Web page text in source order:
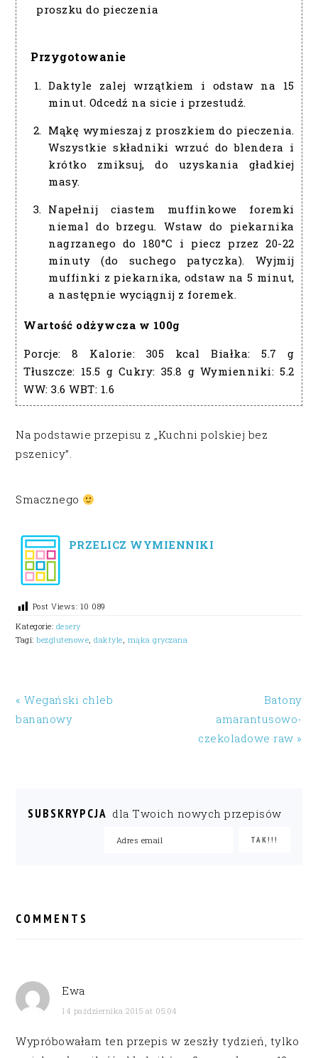
proszku do pieczenia
Przygotowanie
Daktyle zalej wrzątkiem i odstaw na 15
minut. Odcedź na sicie i przestudź.
Mąkę wymieszaj z proszkiem do pieczenia.
Wszystkie składniki wrzuć do blendera i
krótko zmiksuj, do uzyskania gładkiej
masy.
Napełnij ciastem muffinkowe foremki
niemal do brzegu. Wstaw do piekarnika
nagrzanego do 180°C i piecz przez 20-22
minuty (do suchego patyczka). Wyjmij
muffinki z piekarnika, odstaw na 5 minut,
a następnie wyciągnij z foremek.
Wartość odżywcza w 100g
Porcje:8 Kalorie: 305 kcal Białka:5.7 g
Tłuszcze: 15.5 g Cukry: 35.8 g Wymienniki:5.2
WW:3.6 WBT: 1.6
Na podstawie przepisu z „Kuchni polskiej bez
pszenicy”.
Smacznego
PRZELICZ WYMIENNIKI
Post Views: 10 089
Kategorie: desery
Tagi:bezglutenowe ,daktyle mąka gryczana
« Wegański chleb
bananowy
Batony
amarantusowo-
czekoladowe raw »
SUBSKRYPCJA dla Twoich nowych przepisów
INTERACTIONS
COMMENTS
Ewa
14 października 2015 at 05:04
Wypróbowałam ten przepis w zeszły tydzień, tylko